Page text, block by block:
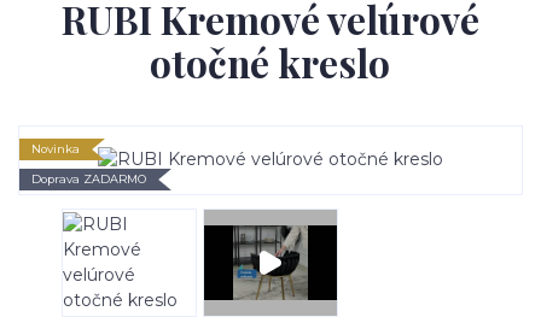
RUBI Kremové velúrové
otočné kreslo
Novinka
Doprava ZADARMO